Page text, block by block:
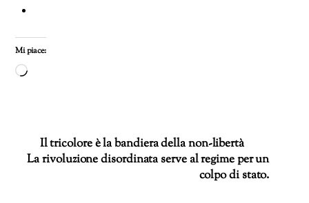
Mi piace:
Caricamento
Il tricolore è la bandiera della non-libertà
La rivoluzione disordinata serve al regime per un
colpo di stato.